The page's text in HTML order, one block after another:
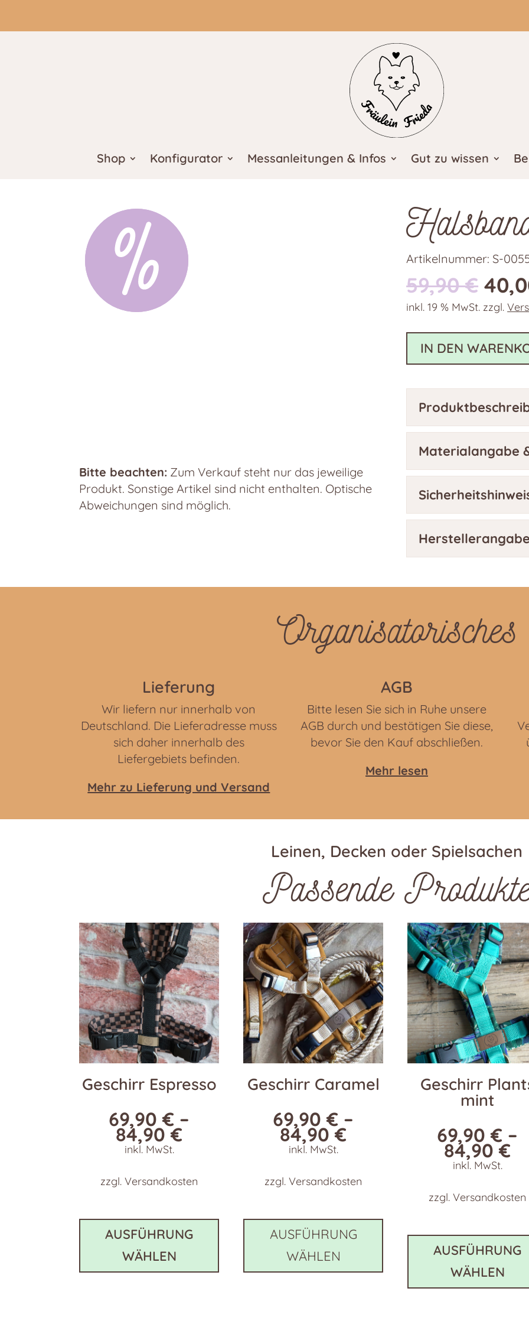
Shop Konfigurator Messanleitungen & Infos Gut zu wissen
Bitte beachten: Zum Verkauf steht nur das jeweilige
Produkt. Sonstige Artikel sind nicht enthalten. Optische
Abweichungen sind möglich.
Artikelnummer:S-
59,90€
war:
inkl. 19 % MwSt. zzgl.
IN DEN
Materialangabe
Organisatorisches
Lieferung
Wir liefern nur innerhalb von
Deutschland. Die Lieferadresse muss
sich daher innerhalb des
Liefergebiets befinden.
Mehr zu Lieferung und Versand
AGB
Bitte lesen Sie sich in Ruhe unsere
AGB durch und bestätigen Sie diese,
bevor Sie den Kauf abschließen.
Mehr lesen
Leinen, Decken oder Spielsachen
Passende
Geschirr Espresso
69,90€ –
84,90€
inkl. MwSt.
zzgl.Versandkosten
AUSFÜHRUNG
WÄHLEN
Varianten
Geschirr Caramel
69,90€ –
84,90€
inkl. MwSt.
zzgl.Versandkosten
AUSFÜHRUNG
WÄHLEN
Varianten
Geschirr
mint
69,90€ –
84,90€
inkl. MwSt.
zzgl.Versandkosten
AUSFÜHRUNG
WÄHLEN